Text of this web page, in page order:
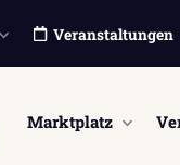
Veranstaltungen
Marktplatz